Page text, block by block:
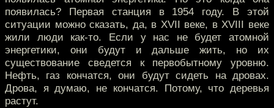
появилась? Первая станция в 1954 году. В этой
ситуации можно сказать, да, в XVII веке, в XVIII веке
жили люди как-то. Если у нас не будет атомной
энергетики, они будут и дальше жить, но их
существование сведется к первобытному уровню.
Нефть, газ кончатся, они будут сидеть на дровах.
Дрова, я думаю, не кончатся. Потому, что деревья
растут.